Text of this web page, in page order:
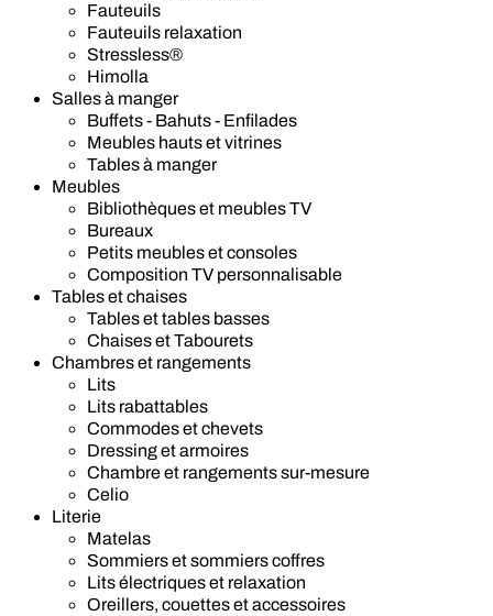
Fauteuils
Fauteuils relaxation
Stressless®
Himolla
Salles à manger
Buffets - Bahuts - Enfilades
Meubles hauts et vitrines
Tables à manger
Meubles
Bibliothèques et meubles TV
Bureaux
Petits meubles et consoles
Composition TV personnalisable
Tables et chaises
Tables et tables basses
Chaises et Tabourets
Chambres et rangements
Lits
Lits rabattables
Commodes et chevets
Dressing et armoires
Chambre et rangements sur-mesure
Celio
Literie
Matelas
Sommiers et sommiers coffres
Lits électriques et relaxation
Oreillers, couettes et accessoires